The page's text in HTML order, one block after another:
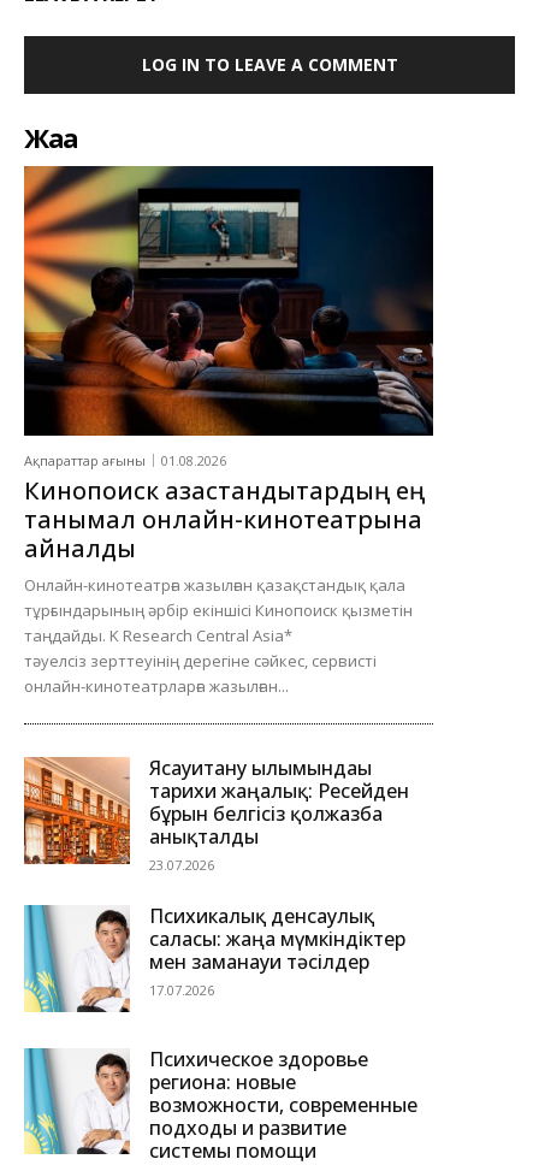
LOG IN TO LEAVE A COMMENT
Жаңа
Ақпараттар ағыны 01.08.2026
Кинопоиск қазақстандықтардың ең
танымал онлайн-кинотеатрына
айналды
Онлайн-кинотеатрға жазылған қазақстандық қала
тұрғындарының әрбір екіншісі Кинопоиск қызметін
таңдайды. K Research Central Asia*
тәуелсіз зерттеуінің дерегіне сәйкес, сервисті
онлайн-кинотеатрларға жазылған...
Ясауитану ғылымындағы
тарихи жаңалық: Ресейден
бұрын белгісіз қолжазба
анықталды
23.07.2026
Психикалық денсаулық
саласы: жаңа мүмкіндіктер
мен заманауи тәсілдер
17.07.2026
Психическое здоровье
региона: новые
возможности, современные
подходы и развитие
системы помощи